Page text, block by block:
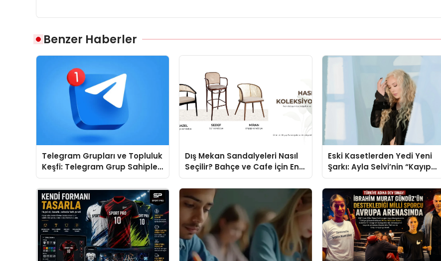
Benzer Haberler
Telegram Grupları ve Topluluk
Keşfi: Telegram Grup Sahipleri
İçin Görünürlük Fırsatı
Dış Mekan Sandalyeleri Nasıl
Seçilir? Bahçe ve Cafe İçin En
Doğru Modeller
Eski Kasetlerden Yedi Yeni
Şarkı: Ayla Selvi’nin “Kayıp
Kasetler 1” Albümü 31
Temmuz’da Çıktı